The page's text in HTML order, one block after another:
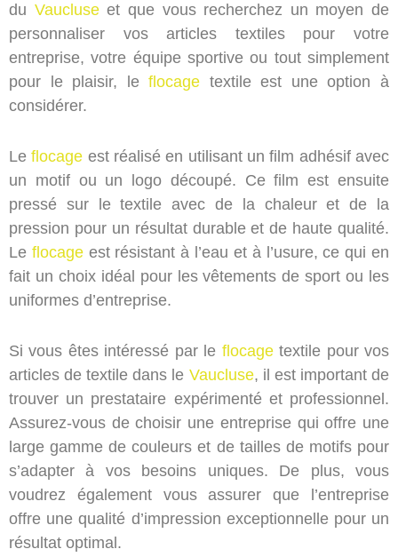
du Vaucluseet que vous recherchez un moyen de
personnaliser vos articles textiles pour votre
entreprise, votre équipe sportive ou tout simplement
pour le plaisir, leflocage textile est une option à
considérer.
Leflocage est réalisé en utilisant un film adhésif avec
un motif ou un logo découpé. Ce film est ensuite
pressé sur le textile avec de la chaleur et de la
pression pour un résultat durable et de haute qualité.
Le flocageest résistant à l’eau et à l’usure, ce qui en
fait un choix idéal pour les vêtements de sport ou les
uniformes d’entreprise.
Si vous êtes intéressé par le flocagetextile pour vos
articles de textile dans le Vaucluse, il est important de
trouver un prestataire expérimenté et professionnel.
Assurez-vous de choisir une entreprise qui offre une
large gamme de couleurs et de tailles de motifs pour
s’adapter à vos besoins uniques. De plus, vous
voudrez également vous assurer que l’entreprise
offre une qualité d’impression exceptionnelle pour un
résultat optimal.